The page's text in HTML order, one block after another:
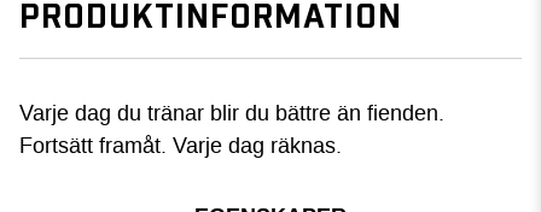
PRODUKTINFORMATION
Varje dag du tränar blir du bättre än fienden.
Fortsätt framåt. Varje dag räknas.